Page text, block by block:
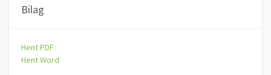
Bilag
Hent PDF
Hent Word